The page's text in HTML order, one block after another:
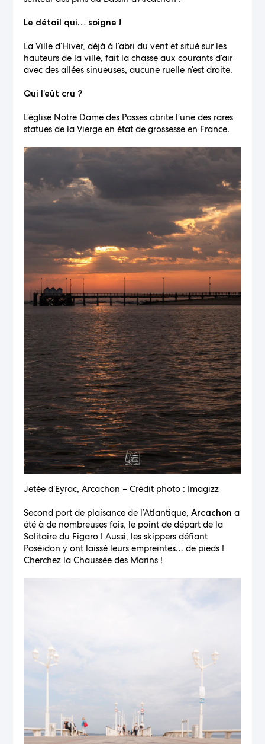
Le détail qui… soigne !
La Ville d’Hiver, déjà à l’abri du vent et situé sur les
hauteurs de la ville, fait la chasse aux courants d’air
avec des allées sinueuses, aucune ruelle n’est droite.
Qui l’eût cru ?
L’église Notre Dame des Passes abrite l’une des rares
statues de la Vierge en état de grossesse en France.
Jetée d’Eyrac, Arcachon – Crédit photo : Imagizz
Second port de plaisance de l’Atlantique,Arcachon a
été à de nombreuses fois, le point de départ de la
Solitaire du Figaro ! Aussi, les skippers défiant
Poséidon y ont laissé leurs empreintes… de pieds !
Cherchez la Chaussée des Marins !